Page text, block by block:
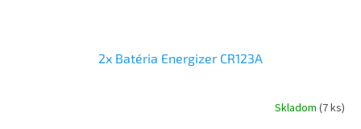
2x Batéria Energizer CR123A
Skladom(7 ks)